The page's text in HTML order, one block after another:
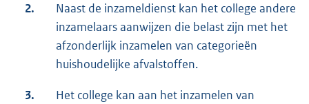
2.
Naast de inzameldienst kan het college andere
inzamelaars aanwijzen die belast zijn met het
afzonderlijk inzamelen van categorieën
huishoudelijke afvalstoffen.
3.
Het college kan aan het inzamelen van